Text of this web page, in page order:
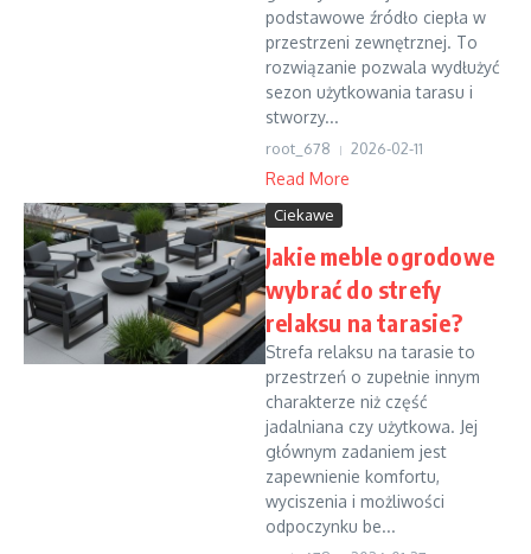
podstawowe źródło ciepła w
przestrzeni zewnętrznej. To
rozwiązanie pozwala wydłużyć
sezon użytkowania tarasu i
stworzy...
root_678 2026-02-11
Read More
Ciekawe
Jakie meble ogrodowe
wybrać do strefy
relaksu na tarasie?
Strefa relaksu na tarasie to
przestrzeń o zupełnie innym
charakterze niż część
jadalniana czy użytkowa. Jej
głównym zadaniem jest
zapewnienie komfortu,
wyciszenia i możliwości
odpoczynku be...